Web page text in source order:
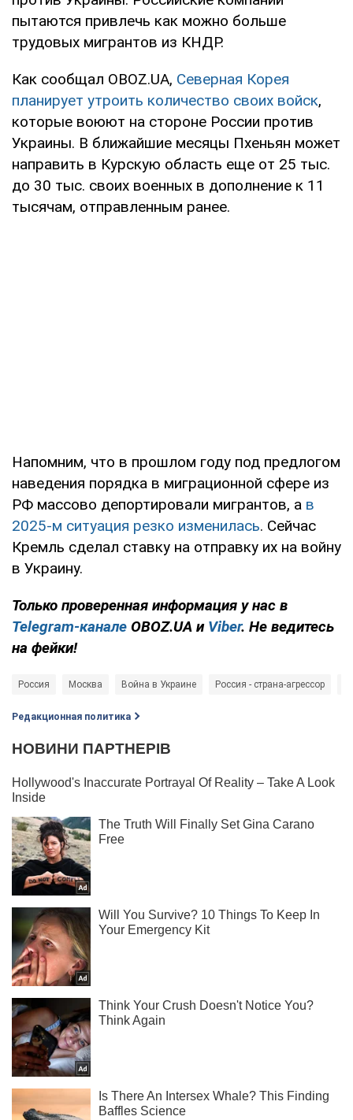
пытаются привлечь как можно больше
трудовых мигрантов из КНДР.
Как сообщал OBOZ.UA, Северная Корея
планирует утроить количество своих войск,
которые воюют на стороне России против
Украины. В ближайшие месяцы Пхеньян может
направить в Курскую область еще от 25 тыс.
до 30 тыс. своих военных в дополнение к 11
тысячам, отправленным ранее.
Напомним, что в прошлом году под предлогом
наведения порядка в миграционной сфере из
РФ массово депортировали мигрантов, а в
2025-м ситуация резко изменилась. Сейчас
Кремль сделал ставку на отправку их на войну
в Украину.
Только проверенная информация у нас в
Telegram-канале OBOZ.UA и Viber. Не ведитесь
на фейки!
Россия Москва Война в Украине Россия - страна-агрессор
Редакционная политика